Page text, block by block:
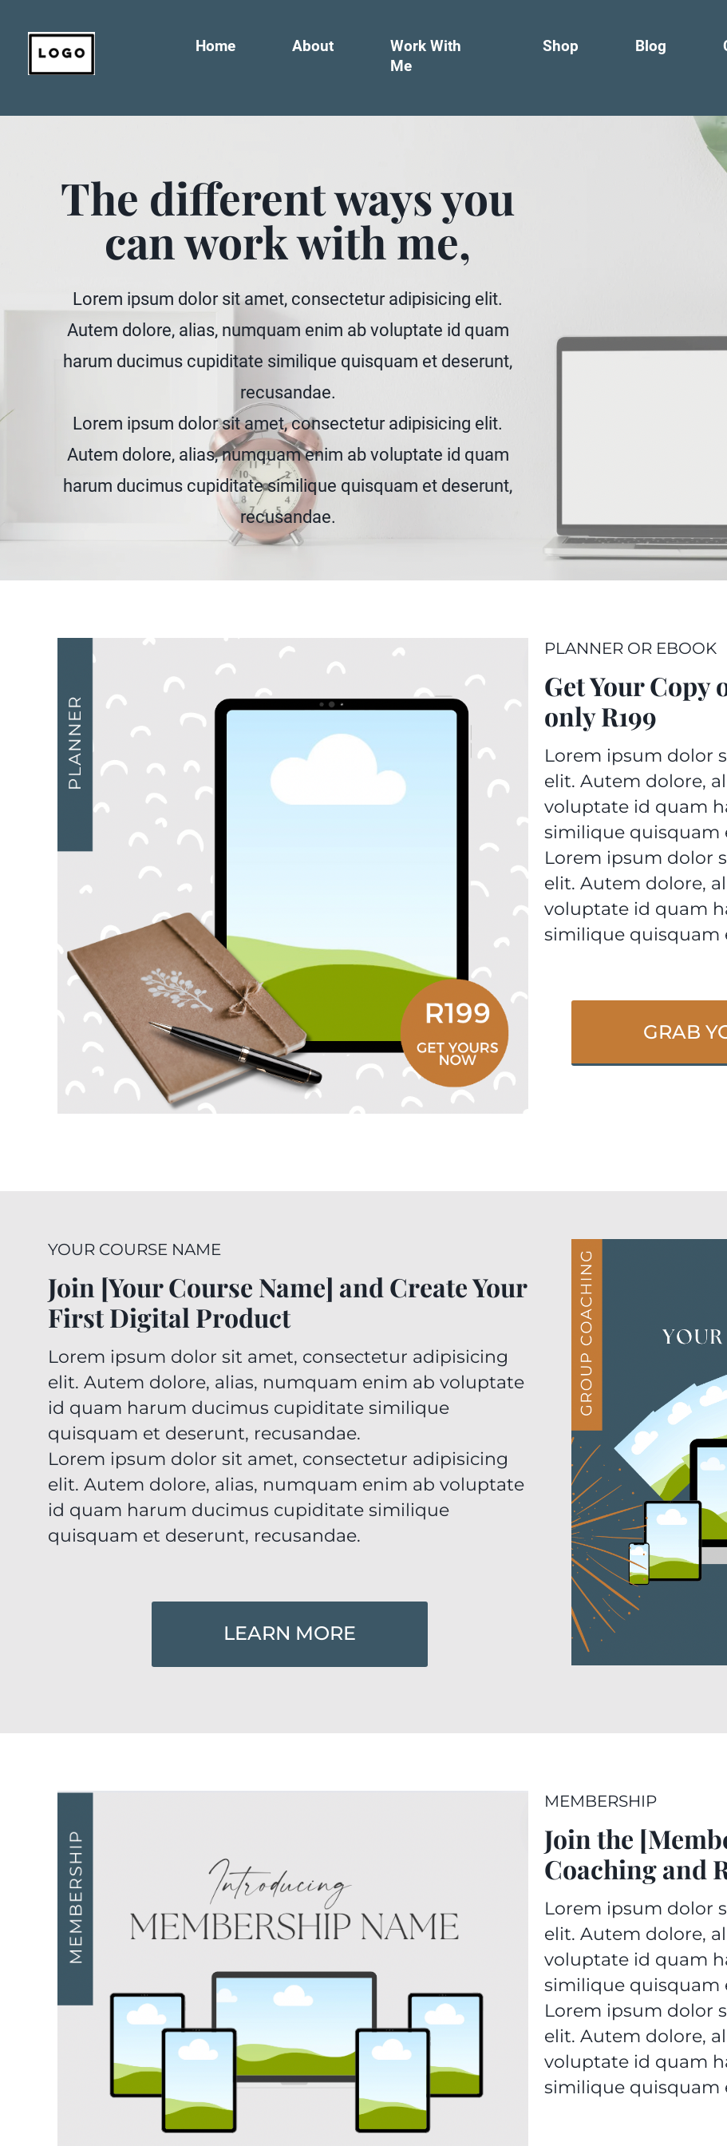
Home About
Work With
Me
Shop Blog
The different ways you
can work with me,
Lorem ipsum dolor sit amet, consectetur adipisicing elit.
Autem dolore, alias, numquam enim ab voluptate id quam
harum ducimus cupiditate similique quisquam et deserunt,
recusandae.
Lorem ipsum dolor sit amet, consectetur adipisicing elit.
Autem dolore, alias, numquam enim ab voluptate id quam
harum ducimus cupiditate similique quisquam et deserunt,
recusandae.
PLANNER OR EBOOK
Get Your
only R199
Lorem ipsum dolor
elit. Autem dolore,
voluptate id quam
similique quisquam
Lorem ipsum dolor
elit. Autem dolore,
voluptate id quam
similique quisquam
GRAB
YOUR COURSE NAME
Join [Your Course Name] and Create Your
First Digital Product
Lorem ipsum dolor sit amet, consectetur adipisicing
elit. Autem dolore, alias, numquam enim ab voluptate
id quam harum ducimus cupiditate similique
quisquam et deserunt, recusandae.
Lorem ipsum dolor sit amet, consectetur adipisicing
elit. Autem dolore, alias, numquam enim ab voluptate
id quam harum ducimus cupiditate similique
quisquam et deserunt, recusandae.
LEARN MORE
MEMBERSHIP
Join the
Coaching and
Lorem ipsum dolor
elit. Autem dolore,
voluptate id quam
similique quisquam
Lorem ipsum dolor
elit. Autem dolore,
voluptate id quam
similique quisquam